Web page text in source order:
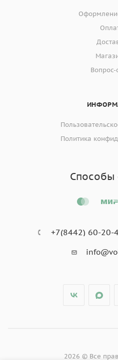
Вопрос-
Политика
Способы
+7(8442) 60-20-
2026 © Все